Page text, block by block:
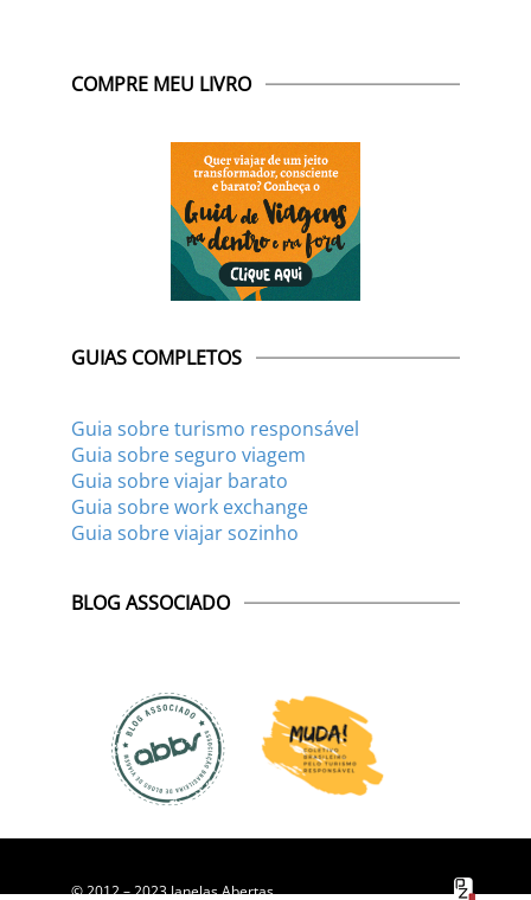
COMPRE MEU LIVRO
GUIAS COMPLETOS
Guia sobre turismo responsável
Guia sobre seguro viagem
Guia sobre viajar barato
Guia sobre work exchange
Guia sobre viajar sozinho
BLOG ASSOCIADO
© 2012 – 2023 Janelas Abertas